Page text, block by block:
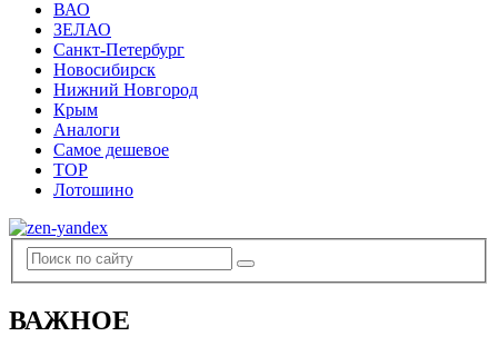
ВАО
ЗЕЛАО
Санкт-Петербург
Новосибирск
Нижний Новгород
Крым
Аналоги
Самое дешевое
TOP
Лотошино
ВАЖНОЕ